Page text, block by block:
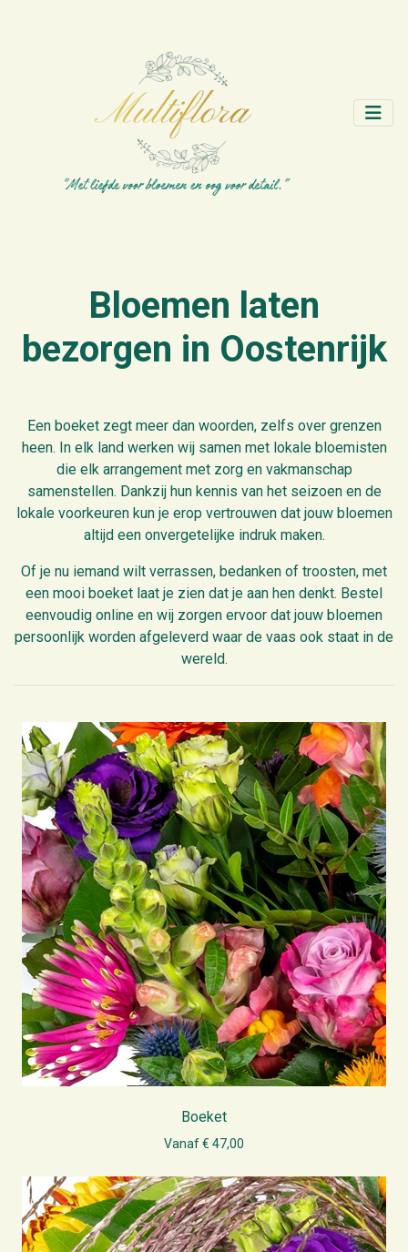
Bloemen laten
bezorgen in Oostenrijk
Een boeket zegt meer dan woorden, zelfs over grenzen
heen. In elk land werken wij samen met lokale bloemisten
die elk arrangement met zorg en vakmanschap
samenstellen. Dankzij hun kennis van het seizoen en de
lokale voorkeuren kun je erop vertrouwen dat jouw bloemen
altijd een onvergetelijke indruk maken.
Of je nu iemand wilt verrassen, bedanken of troosten, met
een mooi boeket laat je zien dat je aan hen denkt. Bestel
eenvoudig online en wij zorgen ervoor dat jouw bloemen
persoonlijk worden afgeleverd waar de vaas ook staat in de
wereld.
Boeket
Vanaf € 47,00